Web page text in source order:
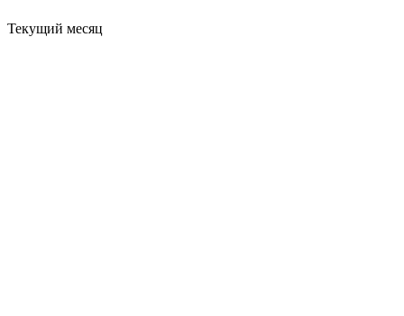
Текущий месяц